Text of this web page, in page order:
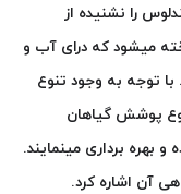
را نشنیده از
میشود که درای آب و
توجه به وجود تنوع
پوشش گیاهان
بهره برداری مینمایند.
آن اشاره کرد.